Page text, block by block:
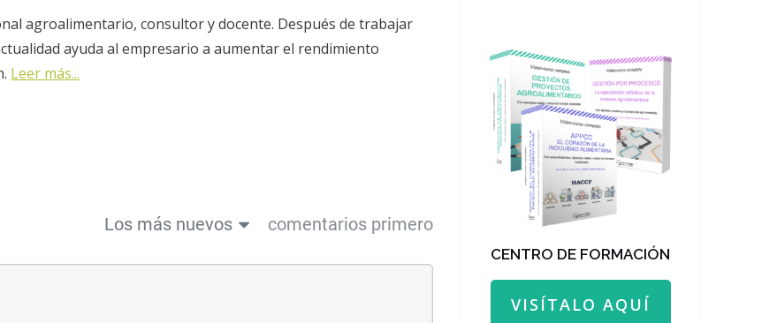
agroalimentario, consultor y docente. Después de trabajar
ayuda al empresario a aumentar el rendimiento
Leer más...
Los más nuevos comentarios primero
CENTRO DE FORMACIÓN
VISÍTALO AQUÍ